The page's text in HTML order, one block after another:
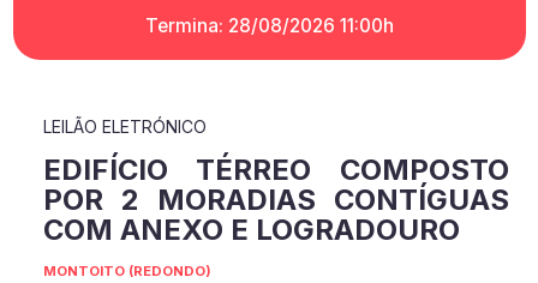
Termina: 28/08/2026 11:00h
LEILÃO ELETRÓNICO
EDIFÍCIO TÉRREO COMPOSTO
POR 2 MORADIAS CONTÍGUAS
COM ANEXO E LOGRADOURO
MONTOITO (REDONDO)